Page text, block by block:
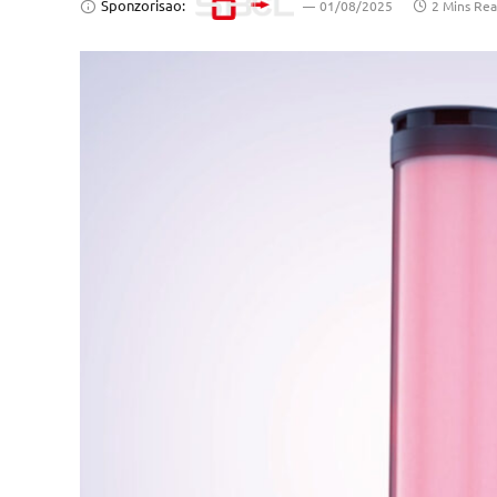
Sponzorisao: 01/08/2025 2 Mins